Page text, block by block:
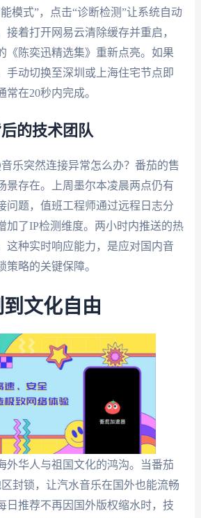
模式”，点击“诊断检测”让系统自动
接着打开网易云清除缓存并重启，
《陈奕迅精选集》重新点亮。如果
手动切换至深圳或上海住宅节点即
在20秒内完成。
的技术团队
乐突然连接异常怎么办？番茄的售
景存在。上周墨尔本凌晨两点仍有
问题，值班工程师通过远程日志分
加了IP检测维度。两小时内推送的热
这种实时响应能力，是应对国内音
策略的关键保障。
文化自由
外华人与祖国文化的鸿沟。当番茄
封锁，让汽水音乐在国外也能流畅
日推荐不再因国外版权缩水时，技